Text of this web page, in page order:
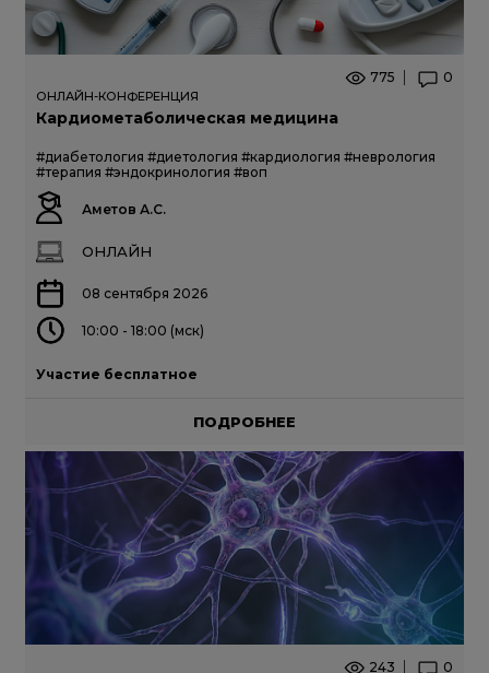
775 0
ОНЛАЙН-КОНФЕРЕНЦИЯ
Кардиометаболическая медицина
#диабетология #диетология #кардиология #неврология
#терапия #эндокринология #воп
Аметов А.С.
ОНЛАЙН
08 сентября 2026
10:00 - 18:00 (мск)
Участие бесплатное
ПОДРОБНЕЕ
243 0